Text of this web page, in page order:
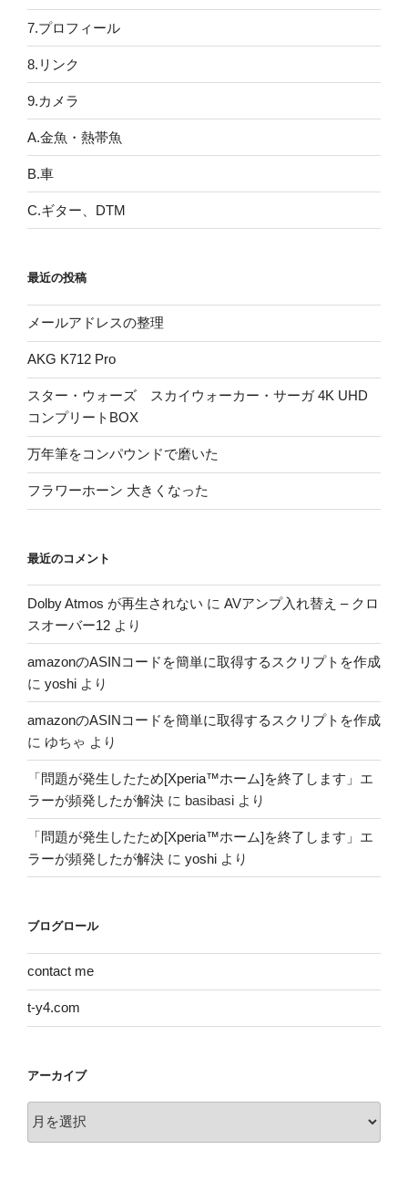
7.プロフィール
8.リンク
9.カメラ
A.金魚・熱帯魚
B.車
C.ギター、DTM
最近の投稿
メールアドレスの整理
AKG K712 Pro
スター・ウォーズ スカイウォーカー・サーガ 4K UHD
コンプリートBOX
万年筆をコンパウンドで磨いた
フラワーホーン 大きくなった
最近のコメント
Dolby Atmos が再生されない に AVアンプ入れ替え – クロ
スオーバー12 より
amazonのASINコードを簡単に取得するスクリプトを作成
に yoshi より
amazonのASINコードを簡単に取得するスクリプトを作成
に ゆちゃ より
「問題が発生したため[Xperia™ホーム]を終了します」エ
ラーが頻発したが解決 に basibasi より
「問題が発生したため[Xperia™ホーム]を終了します」エ
ラーが頻発したが解決 に yoshi より
ブログロール
contact me
t-y4.com
アーカイブ
ー